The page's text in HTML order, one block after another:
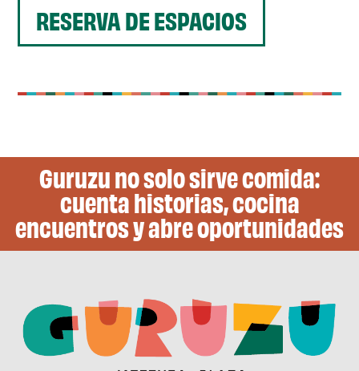
RESERVA DE ESPACIOS
Guruzu no solo sirve comida:
cuenta historias, cocina
encuentros y abre oportunidades​